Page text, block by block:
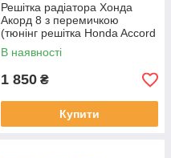
Решітка радіатора Хонда
Акорд 8 з перемичкою
(тюнінг решітка Honda Accord
8)
В наявності
1 850 ₴
Купити